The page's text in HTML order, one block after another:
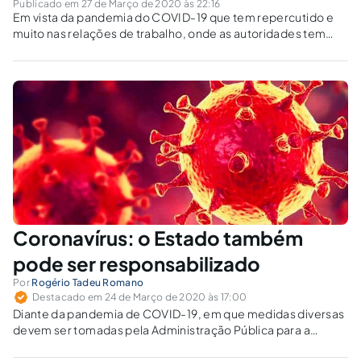
Publicado em 27 de Março de 2020 às 22:16
Em vista da pandemia do COVID-19 que tem repercutido e
muito nas relações de trabalho, onde as autoridades tem
responsabilidade de indenização de acordo com o artigo
486 da CLT, entendemos que não.
Coronavírus: o Estado também
pode ser responsabilizado
Por Rogério Tadeu Romano
Destacado em 24 de Março de 2020 às 17:00
Diante da pandemia de COVID-19, em que medidas diversas
devem ser tomadas pela Administração Pública para a